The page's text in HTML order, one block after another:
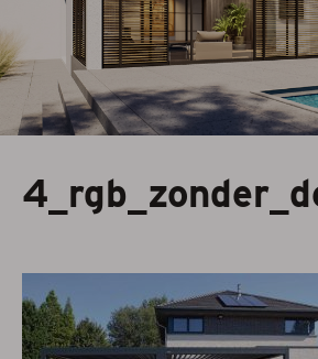
Rolluiken
Screens
Markiezen
Serrezonwering
Projectzonwering
Over ons